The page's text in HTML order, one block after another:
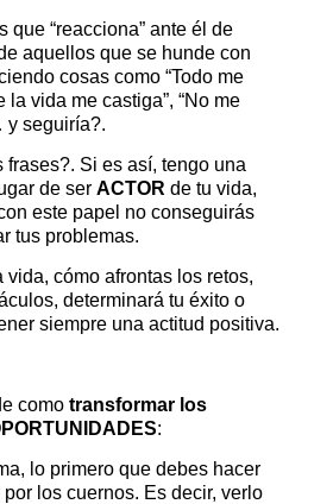
que “reacciona” ante él de
aquellos que se hunde con
cosas como “Todo me
la vida me castiga”, “No me
y seguiría?.
frases?. Si es así, tengo una
de ser ACTOR de tu vida,
este papel no conseguirás
tus problemas.
vida, cómo afrontas los retos,
determinará tu éxito o
siempre una actitud positiva.
como transformar los
:
lo primero que debes hacer
los cuernos. Es decir, verlo